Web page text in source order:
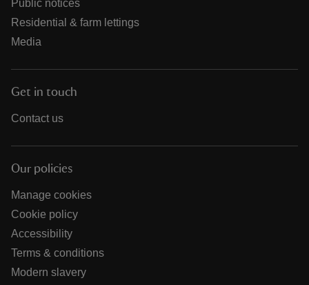
Public notices
Residential & farm lettings
Media
Get in touch
Contact us
Our policies
Manage cookies
Cookie policy
Accessibility
Terms & conditions
Modern slavery